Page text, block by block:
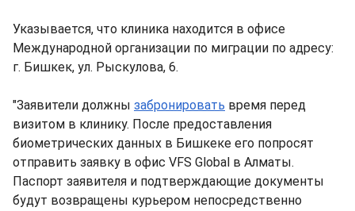
Указывается, что клиника находится в офисе
Международной организации по миграции по адресу:
г. Бишкек, ул. Рыскулова, 6.
"Заявители должны забронировать время перед
визитом в клинику. После предоставления
биометрических данных в Бишкеке его попросят
отправить заявку в офис VFS Global в Алматы.
Паспорт заявителя и подтверждающие документы
будут возвращены курьером непосредственно